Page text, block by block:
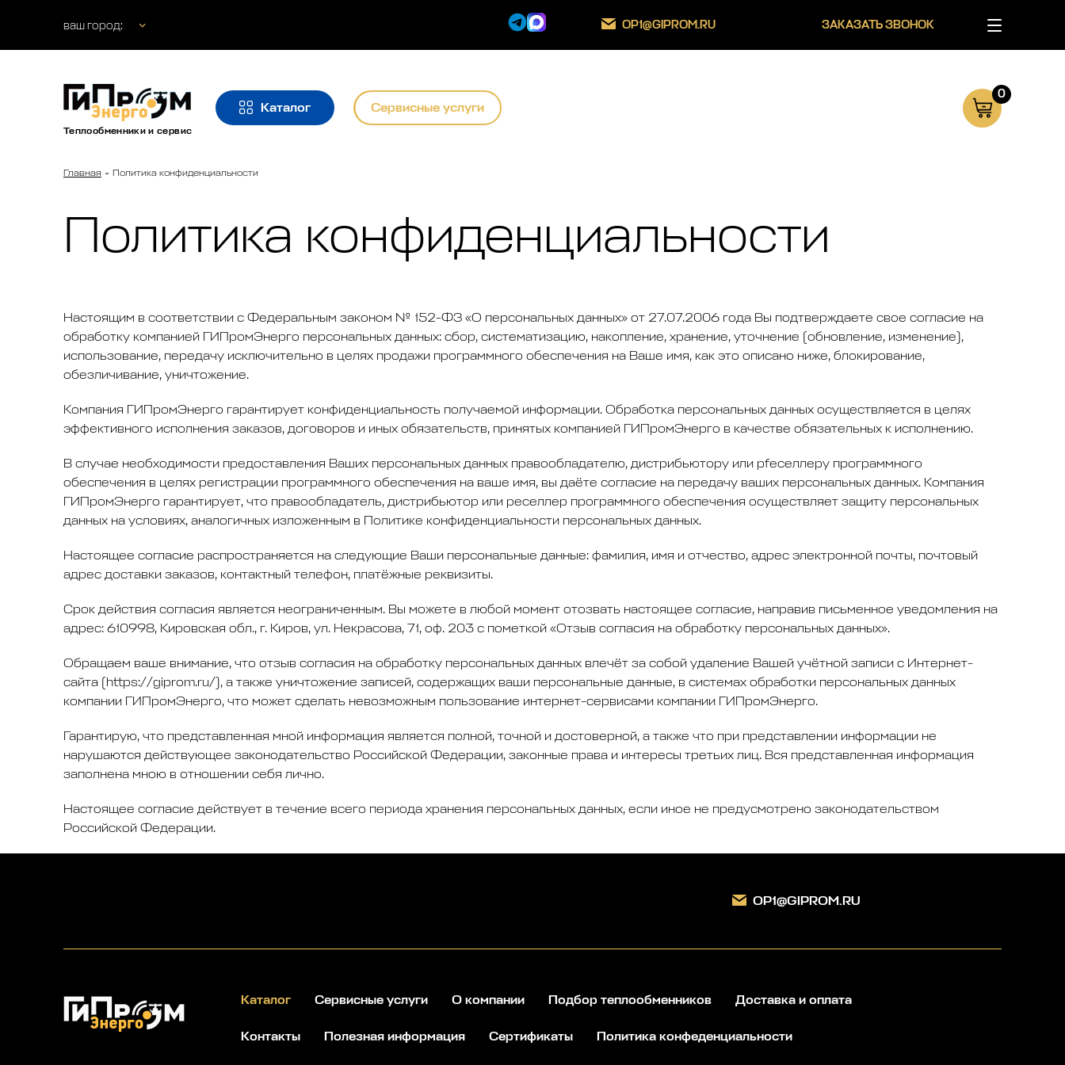
ваш город: OP1@GIPROM.RU ЗАКАЗАТЬ ЗВОНОК
Теплообменники и сервис
Каталог Сервисные услуги
0
Главная Политика конфиденциальности
Политика конфиденциальности
Настоящим в соответствии с Федеральным законом № 152-ФЗ «О персональных данных» от 27.07.2006 года Вы подтверждаете свое согласие на
обработку компанией ГИПромЭнерго персональных данных: сбор, систематизацию, накопление, хранение, уточнение (обновление, изменение),
использование, передачу исключительно в целях продажи программного обеспечения на Ваше имя, как это описано ниже, блокирование,
обезличивание, уничтожение.
Компания ГИПромЭнерго гарантирует конфиденциальность получаемой информации. Обработка персональных данных осуществляется в целях
эффективного исполнения заказов, договоров и иных обязательств, принятых компанией ГИПромЭнерго в качестве обязательных к исполнению.
В случае необходимости предоставления Ваших персональных данных правообладателю, дистрибьютору или рfеселлеру программного
обеспечения в целях регистрации программного обеспечения на ваше имя, вы даёте согласие на передачу ваших персональных данных. Компания
ГИПромЭнерго гарантирует, что правообладатель, дистрибьютор или реселлер программного обеспечения осуществляет защиту персональных
данных на условиях, аналогичных изложенным в Политике конфиденциальности персональных данных.
Настоящее согласие распространяется на следующие Ваши персональные данные: фамилия, имя и отчество, адрес электронной почты, почтовый
адрес доставки заказов, контактный телефон, платёжные реквизиты.
Срок действия согласия является неограниченным. Вы можете в любой момент отозвать настоящее согласие, направив письменное уведомления на
адрес: 610998, Кировская обл., г. Киров, ул. Некрасова, 71, оф. 203 с пометкой «Отзыв согласия на обработку персональных данных».
Обращаем ваше внимание, что отзыв согласия на обработку персональных данных влечёт за собой удаление Вашей учётной записи с Интернет-
сайта (https://giprom.ru/), а также уничтожение записей, содержащих ваши персональные данные, в системах обработки персональных данных
компании ГИПромЭнерго, что может сделать невозможным пользование интернет-сервисами компании ГИПромЭнерго.
Гарантирую, что представленная мной информация является полной, точной и достоверной, а также что при представлении информации не
нарушаются действующее законодательство Российской Федерации, законные права и интересы третьих лиц. Вся представленная информация
заполнена мною в отношении себя лично.
Настоящее согласие действует в течение всего периода хранения персональных данных, если иное не предусмотрено законодательством
Российской Федерации.
OP1@GIPROM.RU
Каталог Сервисные услуги О компании Подбор теплообменников Доставка и оплата
Контакты Полезная информация Сертификаты Политика конфеденциальности